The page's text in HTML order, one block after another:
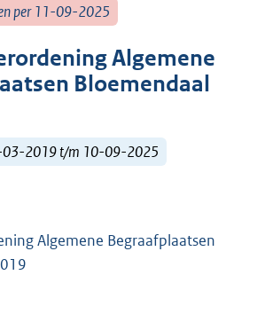
per 11-09-2025
Algemene
Bloemendaal
03-2019 t/m 10-09-2025
Algemene Begraafplaatsen